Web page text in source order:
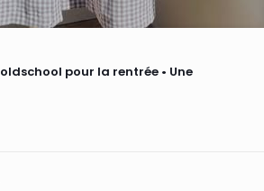
pour la rentrée • Une